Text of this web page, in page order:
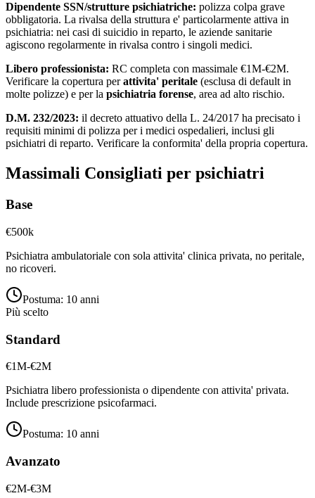
Dipendente SSN/strutture psichiatriche: polizza colpa grave
obbligatoria. La rivalsa della struttura e' particolarmente attiva in
psichiatria: nei casi di suicidio in reparto, le aziende sanitarie
agiscono regolarmente in rivalsa contro i singoli medici.
Libero professionista: RC completa con massimale €1M-€2M.
Verificare la copertura perattivita' peritale (esclusa di default in
molte polizze) e per la psichiatria forense, area ad alto rischio.
D.M. 232/2023: il decreto attuativo della L. 24/2017 ha precisato i
requisiti minimi di polizza per i medici ospedalieri, inclusi gli
psichiatri di reparto. Verificare la conformita' della propria copertura.
Massimali Consigliati per psichiatri
Base
€500k
Psichiatra ambulatoriale con sola attivita' clinica privata, no peritale,
no ricoveri.
Postuma: 10 anni
Più scelto
Standard
€1M-€2M
Psichiatra libero professionista o dipendente con attivita' privata.
Include prescrizione psicofarmaci.
Postuma: 10 anni
Avanzato
€2M-€3M